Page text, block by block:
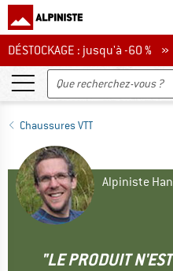
DÉSTOCKAGE : jusqu'à -60 %
DÉSTOCKAGE : jusqu'à -60 % »
Chaussures VTT
Alpiniste
"LE PRODUIT